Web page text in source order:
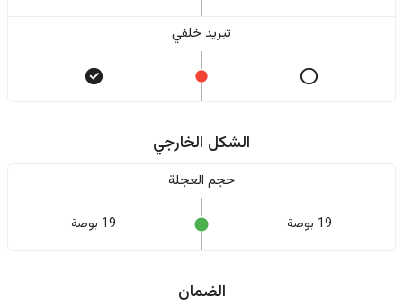
تبريد خلفي
الشكل الخارجي
حجم العجلة
19 بوصة 19 بوصة
الضمان